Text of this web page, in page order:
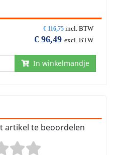
€ 116,75 incl. BTW
€ 96,49 excl. BTW
In winkelmandje
artikel te beoordelen